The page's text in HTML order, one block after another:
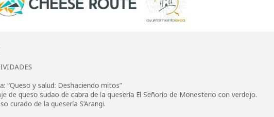
“Queso y salud: Deshaciendo mitos”
de queso sudao de cabra de la quesería El Señorío de Monesterio con verdejo.
curado de la quesería S’Arangi.